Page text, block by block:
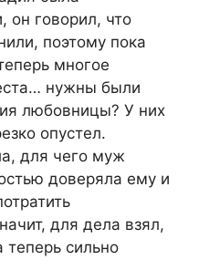
он говорил, что
поэтому пока
многое
нужны были
любовницы? У них
опустел.
для чего муж
доверяла ему и
для дела взял,
теперь сильно